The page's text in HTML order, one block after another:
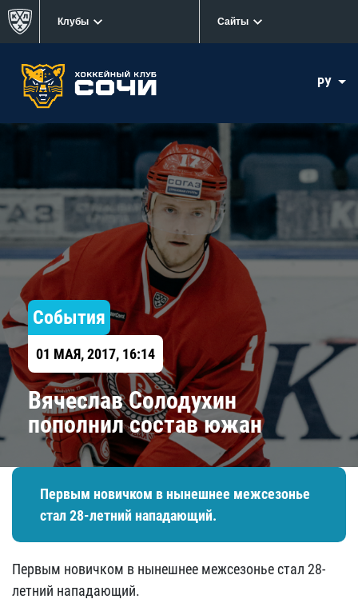
Клубы Сайты
РУ
События
01 МАЯ, 2017, 16:14
Вячеслав Солодухин
пополнил состав южан
Первым новичком в нынешнее межсезонье
стал 28-летний нападающий.
Первым новичком в нынешнее межсезонье стал 28-
летний нападающий.